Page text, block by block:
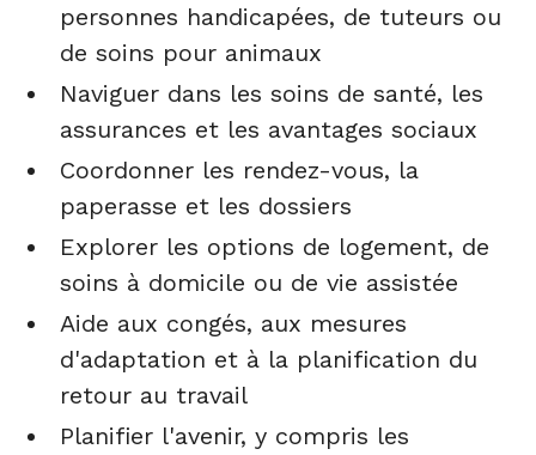
personnes handicapées, de tuteurs ou
de soins pour animaux
Naviguer dans les soins de santé, les
assurances et les avantages sociaux
Coordonner les rendez-vous, la
paperasse et les dossiers
Explorer les options de logement, de
soins à domicile ou de vie assistée
Aide aux congés, aux mesures
d'adaptation et à la planification du
retour au travail
Planifier l'avenir, y compris les